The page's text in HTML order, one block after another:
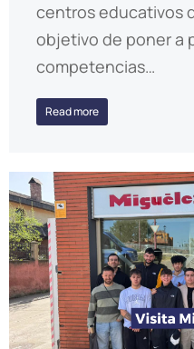
centros educativos
objetivo de poner a
competencias…
Read more